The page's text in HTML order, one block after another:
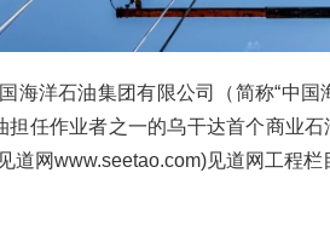
海洋石油集团有限公司（简称“中
担任作业者之一的乌干达首个商业
道网www.seetao.com)见道网工程栏